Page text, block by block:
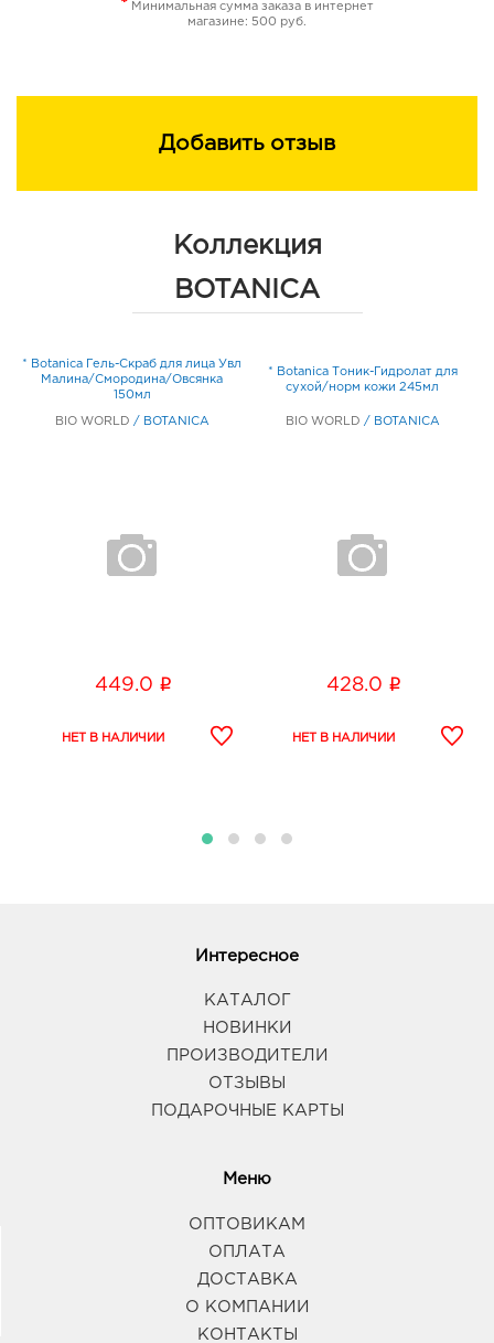
Potassium Sorbate, CI 77288, CI 19140, CI 16255, CI
* Минимальная сумма заказа в интернет
магазине: 500 руб.
Добавить отзыв
Коллекция
BOTANICA
* Botanica Гель-Скраб для лица Увл
Малина/Смородина/Овсянка
150мл
BIO WORLD / BOTANICA
449.0 i
* Botanica Тоник-Гидролат для
сухой/норм кожи 245мл
BIO WORLD / BOTANICA
428.0 i
Интересное
КАТАЛОГ
НОВИНКИ
ПРОИЗВОДИТЕЛИ
ОТЗЫВЫ
ПОДАРОЧНЫЕ КАРТЫ
Меню
ОПТОВИКАМ
ОПЛАТА
ДОСТАВКА
О КОМПАНИИ
КОНТАКТЫ